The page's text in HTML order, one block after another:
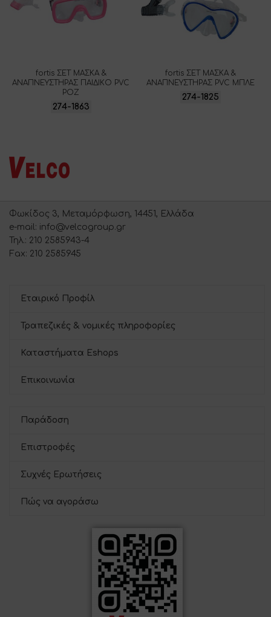
fortis ΣΕΤ ΜΑΣΚΑ &
ΑΝΑΠΝΕΥΣΤΗΡΑΣ ΠΑΙΔΙΚΟ PVC
ΡΟΖ
274-1863
fortis ΣΕΤ ΜΑΣΚΑ &
ΑΝΑΠΝΕΥΣΤΗΡΑΣ PVC ΜΠΛΕ
274-1825
Φωκίδος 3, Μεταμόρφωση, 14451, Ελλάδα
e-mail: info@velcogroup.gr
Τηλ.: 210 2585943-4
Fax: 210 2585945
Εταιρικό Προφίλ
Τραπεζικές & νομικές πληροφορίες
Καταστήματα Eshops
Επικοινωνία
Παράδοση
Επιστροφές
Συχνές Ερωτήσεις
Πώς να αγοράσω